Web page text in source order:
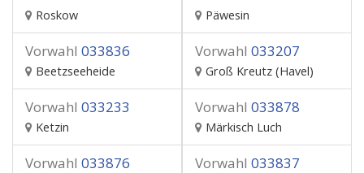
Roskow Päwesin
Vorwahl 033836
Beetzseeheide
Vorwahl 033207
Groß Kreutz (Havel)
Vorwahl 033233
Ketzin
Vorwahl 033878
Märkisch Luch
Vorwahl 033876 Vorwahl 033837